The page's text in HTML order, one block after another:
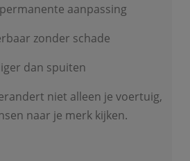
aanpassing
zonder schade
dan spuiten
niet alleen je voertuig,
naar je merk kijken.